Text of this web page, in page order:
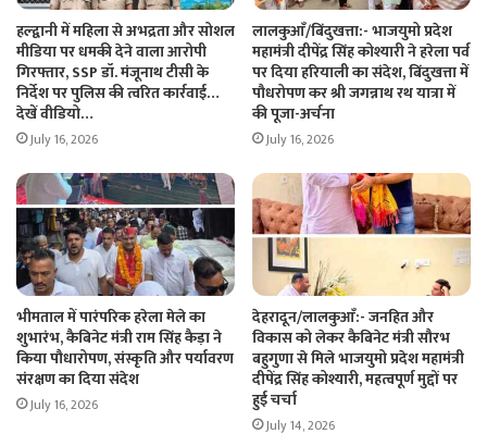
हल्द्वानी में महिला से अभद्रता और सोशल
मीडिया पर धमकी देने वाला आरोपी
गिरफ्तार, SSP डॉ. मंजूनाथ टीसी के
निर्देश पर पुलिस की त्वरित कार्रवाई…
देखें वीडियो…
July 16, 2026
लालकुआँ/बिंदुखत्ता:- भाजयुमो प्रदेश
महामंत्री दीपेंद्र सिंह कोश्यारी ने हरेला पर्व
पर दिया हरियाली का संदेश, बिंदुखत्ता में
पौधरोपण कर श्री जगन्नाथ रथ यात्रा में
की पूजा-अर्चना
July 16, 2026
भीमताल में पारंपरिक हरेला मेले का
शुभारंभ, कैबिनेट मंत्री राम सिंह कैड़ा ने
किया पौधारोपण, संस्कृति और पर्यावरण
संरक्षण का दिया संदेश
July 16, 2026
देहरादून/लालकुआँ:- जनहित और
विकास को लेकर कैबिनेट मंत्री सौरभ
बहुगुणा से मिले भाजयुमो प्रदेश महामंत्री
दीपेंद्र सिंह कोश्यारी, महत्वपूर्ण मुद्दों पर
हुई चर्चा
July 14, 2026